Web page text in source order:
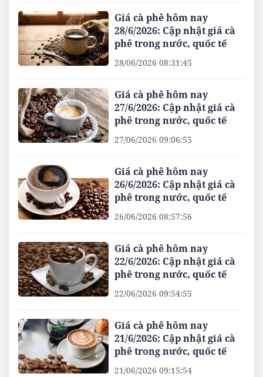
Giá cà phê hôm nay
28/6/2026: Cập nhật giá cà
phê trong nước, quốc tế
28/06/2026 08:31:45
Giá cà phê hôm nay
27/6/2026: Cập nhật giá cà
phê trong nước, quốc tế
27/06/2026 09:06:55
Giá cà phê hôm nay
26/6/2026: Cập nhật giá cà
phê trong nước, quốc tế
26/06/2026 08:57:56
Giá cà phê hôm nay
22/6/2026: Cập nhật giá cà
phê trong nước, quốc tế
22/06/2026 09:54:55
Giá cà phê hôm nay
21/6/2026: Cập nhật giá cà
phê trong nước, quốc tế
21/06/2026 09:15:54